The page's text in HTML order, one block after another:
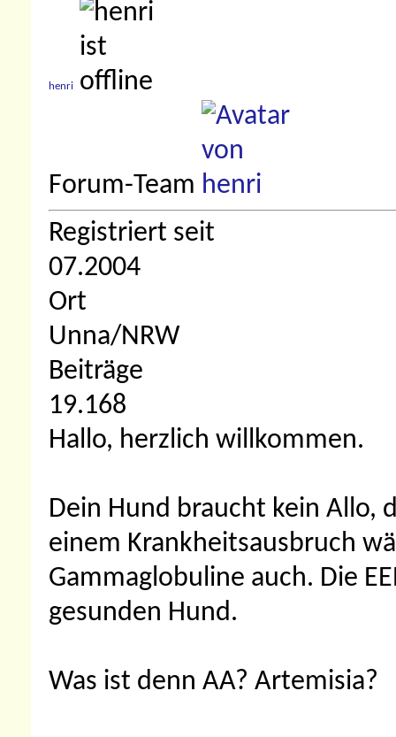
henri
Forum-Team
Registriert seit
07.2004
Ort
Unna/NRW
Beiträge
19.168
Hallo, herzlich willkommen.
Dein Hund braucht kein Allo,
einem Krankheitsausbruch
Gammaglobuline auch. Die
gesunden Hund.
Was ist denn AA? Artemisia?